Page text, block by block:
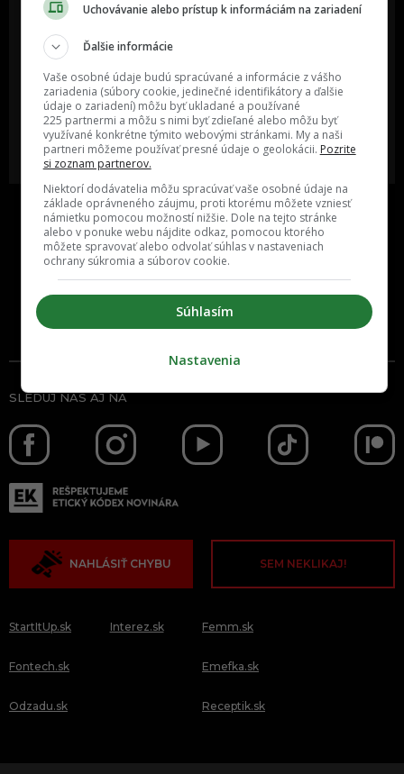
Oslov reklamou viac ako milión
ľudí v rôznych vekových
kategóriách a na rôznych
sociálnych sieťach a nakopni svoj
biznis alebo produkt.
MÁM ZÁUJEM O
SPOLUPRÁCU
mali určite napísať?
POŠLI NÁM TIP NA ČLÁNOK
SLEDUJ NÁS AJ NA
NAHLÁSIŤ CHYBU SEM NEKLIKAJ!
StartItUp.sk
Fontech.sk
Odzadu.sk
Interez.sk Femm.sk
Emefka.sk
Receptik.sk
Uchovávanie alebo prístup k informáciám na zariadení
Ďalšie informácie
Vaše osobné údaje budú spracúvané a informácie z vášho
zariadenia (súbory cookie, jedinečné identifikátory a ďalšie
údaje o zariadení) môžu byť ukladané a používané
225 partnermi a môžu s nimi byť zdieľané alebo môžu byť
využívané konkrétne týmito webovými stránkami. My a naši
partneri môžeme používať presné údaje o geolokácii. Pozrite
si zoznam partnerov.
Niektorí dodávatelia môžu spracúvať vaše osobné údaje na
základe oprávneného záujmu, proti ktorému môžete vzniesť
námietku pomocou možností nižšie. Dole na tejto stránke
alebo v ponuke webu nájdite odkaz, pomocou ktorého
môžete spravovať alebo odvolať súhlas v nastaveniach
ochrany súkromia a súborov cookie.
Súhlasím
Nastavenia